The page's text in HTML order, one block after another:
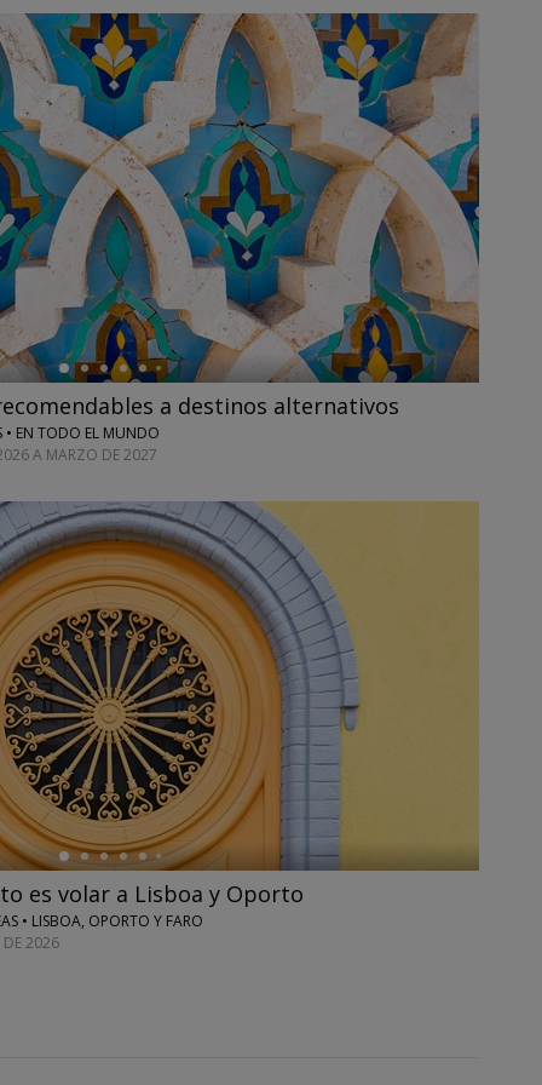
a destinos alternativos
• EN TODO EL MUNDO
A MARZO DE 2027
es volar a Lisboa y Oporto
• LISBOA, OPORTO Y FARO
DE 2026